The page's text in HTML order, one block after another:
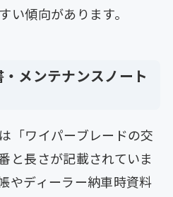
い傾向があります。
メンテナンスノート
「ワイパーブレードの交
と長さが記載されていま
やディーラー納車時資料